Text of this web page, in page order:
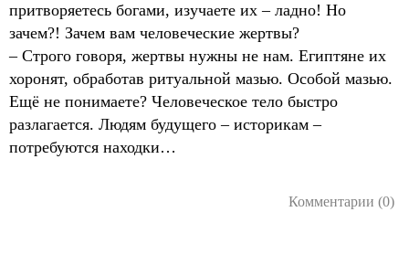
притворяетесь богами, изучаете их – ладно! Но
зачем?! Зачем вам человеческие жертвы?
– Строго говоря, жертвы нужны не нам. Египтяне их
хоронят, обработав ритуальной мазью. Особой мазью.
Ещё не понимаете? Человеческое тело быстро
разлагается. Людям будущего – историкам –
потребуются находки…
Комментарии (0)